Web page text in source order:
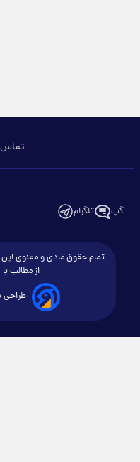
تماس
گپ تلگرام
تمام حقوق مادی و معنوی این
از مطالب با
طراحی